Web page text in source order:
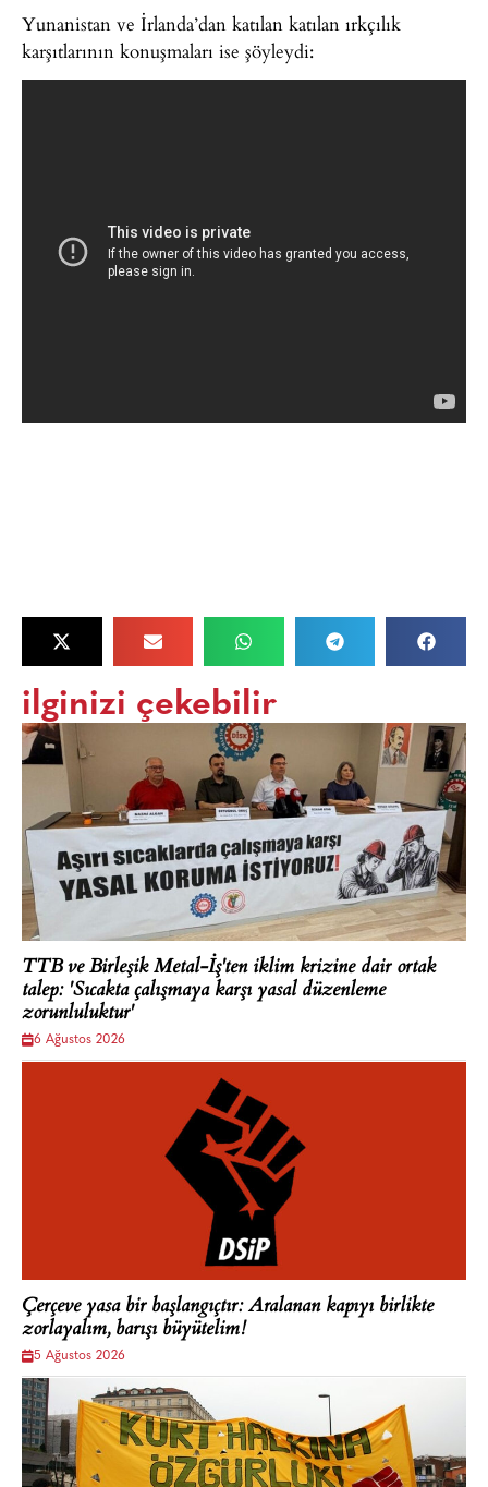
Yunanistan ve İrlanda’dan katılan katılan ırkçılık
karşıtlarının konuşmaları ise şöyleydi:
ilginizi çekebilir
TTB ve Birleşik Metal-İş'ten iklim krizine dair ortak
talep: 'Sıcakta çalışmaya karşı yasal düzenleme
zorunluluktur'
6 Ağustos 2026
Çerçeve yasa bir başlangıçtır: Aralanan kapıyı birlikte
zorlayalım, barışı büyütelim!
5 Ağustos 2026